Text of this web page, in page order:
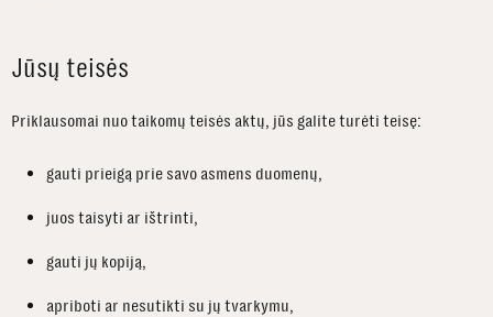
Jūsų teisės
Priklausomai nuo taikomų teisės aktų, jūs galite turėti teisę:
gauti prieigą prie savo asmens duomenų,
juos taisyti ar ištrinti,
gauti jų kopiją,
apriboti ar nesutikti su jų tvarkymu,